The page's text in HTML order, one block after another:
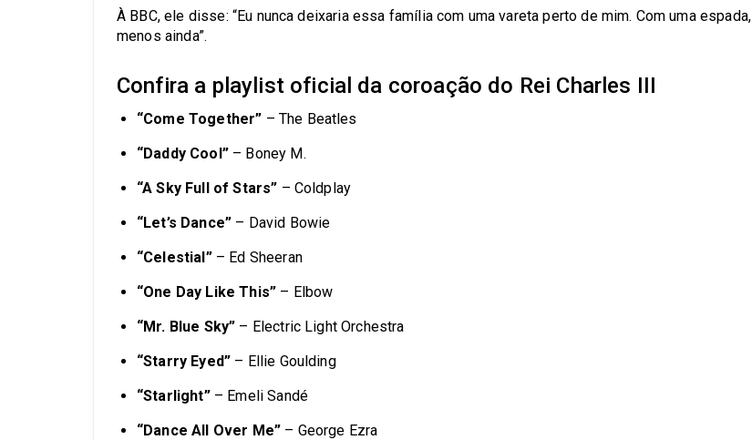
À BBC, ele disse: “Eu nunca deixaria essa família com uma vareta perto de mim. Com uma espada,
menos ainda”.
Confira a playlist oficial da coroação do Rei Charles III
“Come Together” – The Beatles
“Daddy Cool” – Boney M.
“A Sky Full of Stars” – Coldplay
“Let’s Dance” – David Bowie
“Celestial”– Ed Sheeran
“One Day Like This” – Elbow
“Mr. Blue Sky” – Electric Light Orchestra
“Starry Eyed” – Ellie Goulding
“Starlight”– Emeli Sandé
“Dance All Over Me” – George Ezra